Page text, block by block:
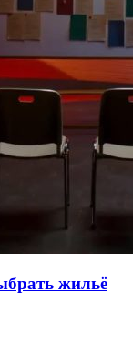
жильё